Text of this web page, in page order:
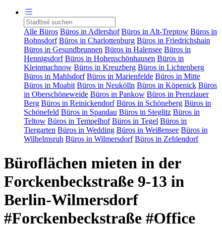
Alle Büros Büros in Adlershof Büros in Alt-Treptow Büros in
Bohnsdorf Büros in Charlottenburg Büros in Friedrichshain
Büros in Gesundbrunnen Büros in Halensee Büros in
Hennigsdorf Büros in Hohenschönhausen Büros in
Kleinmachnow Büros in Kreuzberg Büros in Lichtenberg
Büros in Mahlsdorf Büros in Marienfelde Büros in Mitte
Büros in Moabit Büros in Neukölln Büros in Köpenick Büros
in Oberschöneweide Büros in Pankow Büros in Prenzlauer
Berg Büros in Reinickendorf Büros in Schöneberg Büros in
Schönefeld Büros in Spandau Büros in Steglitz Büros in
Teltow Büros in Tempelhof Büros in Tegel Büros in
Tiergarten Büros in Wedding Büros in Weißensee Büros in
Wilhelmsruh Büros in Wilmersdorf Büros in Zehlendorf
Büroflächen mieten in der
Forckenbeckstraße 9-13 in
Berlin-Wilmersdorf
#Forckenbeckstraße #Office